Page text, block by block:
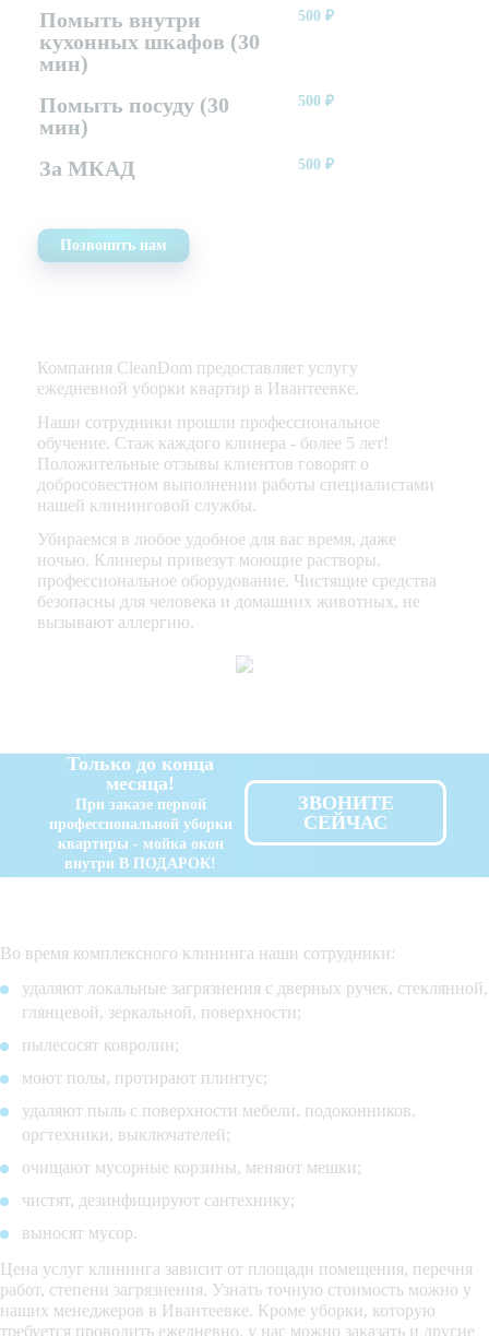
Помыть внутри
кухонных шкафов (30
мин)
500₽
Помыть посуду (30
мин)
500₽
За МКАД 500₽
Позвонить нам
Компания CleanDom предоставляет услугу
ежедневной уборки квартир в Ивантеевке.
Наши сотрудники прошли профессиональное
обучение. Стаж каждого клинера - более 5 лет!
Положительные отзывы клиентов говорят о
добросовестном выполнении работы специалистами
нашей клининговой службы.
Убираемся в любое удобное для вас время, даже
ночью. Клинеры привезут моющие растворы,
профессиональное оборудование. Чистящие средства
безопасны для человека и домашних животных, не
вызывают аллергию.
Только до конца
месяца!
При заказе первой
профессиональной уборки
квартиры - мойка окон
внутри В ПОДАРОК!
ЗВОНИТЕ
СЕЙЧАС
Во время комплексного клининга наши сотрудники:
удаляют локальные загрязнения с дверных ручек, стеклянной,
глянцевой, зеркальной, поверхности;
пылесосят ковролин;
моют полы, протирают плинтус;
удаляют пыль с поверхности мебели, подоконников,
оргтехники, выключателей;
очищают мусорные корзины, меняют мешки;
чистят, дезинфицируют сантехнику;
выносят мусор.
Цена услуг клининга зависит от площади помещения, перечня
работ, степени загрязнения. Узнать точную стоимость можно у
наших менеджеров в Ивантеевке. Кроме уборки, которую
требуется проводить ежедневно, у нас можно заказать и другие